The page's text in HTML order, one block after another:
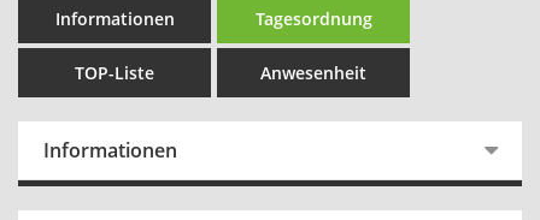
Informationen Tagesordnung
TOP-Liste Anwesenheit
Informationen